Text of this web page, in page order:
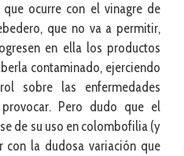
ocurre con el vinagre de
que no va a permitir,
en ella los productos
contaminado, ejerciendo
sobre las enfermedades
Pero dudo que el
de su uso en colombofilia (y
con la dudosa variación que